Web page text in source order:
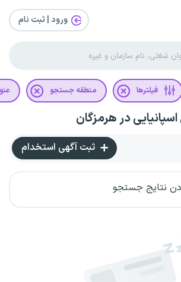
ورود | ثبت‌ نام
فیلترها منطقه جستجو
در هرمزگان
ثبت آگهی استخدام
نتایج جستجو